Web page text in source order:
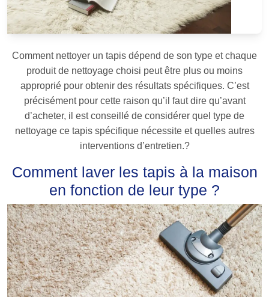
Comment nettoyer un tapis dépend de son type et chaque
produit de nettoyage choisi peut être plus ou moins
approprié pour obtenir des résultats spécifiques. C’est
précisément pour cette raison qu’il faut dire qu’avant
d’acheter, il est conseillé de considérer quel type de
nettoyage ce tapis spécifique nécessite et quelles autres
interventions d’entretien.?
Comment laver les tapis à la maison
en fonction de leur type ?